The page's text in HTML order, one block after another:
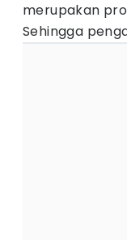
merupakan
Sehingga